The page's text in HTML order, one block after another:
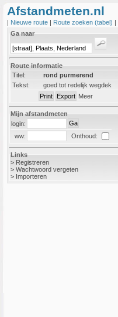
Afstandmeten.nl
| Nieuwe route | Route zoeken (tabel) |
Ga naar
Route informatie
Titel:
rond purmerend
Tekst:
goed tot redelijk wegdek
Meer
Mijn afstandmeten
login:
ww:
Onthoud:
Links
> Registreren
> Wachtwoord vergeten
> Importeren